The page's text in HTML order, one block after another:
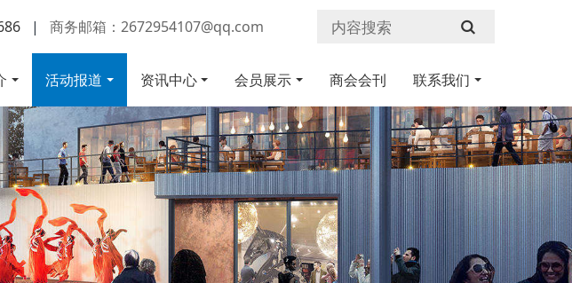
| 商务邮箱：2672954107@qq.com
活动报道 资讯中心 会员展示 商会会刊 联系我们